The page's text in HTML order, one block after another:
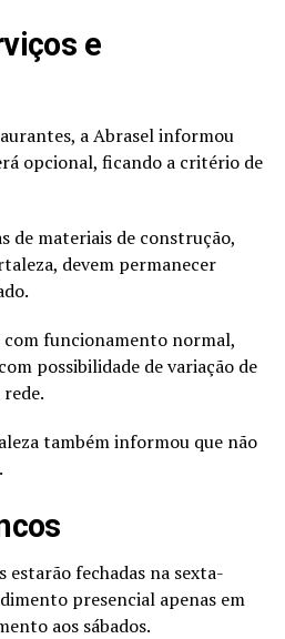
e
a Abrasel informou
opcional, ficando a critério de
de materiais de construção,
devem permanecer
com funcionamento normal,
possibilidade de variação de
também informou que não
estarão fechadas na sexta-
presencial apenas em
aos sábados.